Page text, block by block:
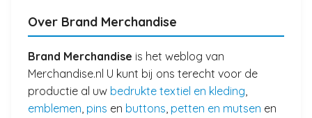
Over Brand Merchandise
Brand Merchandise is het weblog van
Merchandise.nl U kunt bij ons terecht voor de
productie al uw bedrukte textiel en kleding,
emblemen, pins en buttons, petten en mutsen en